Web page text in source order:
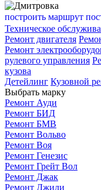
построить маршрут
Техническое
Ремонт двигателя
Ремонт
рулевого управления
кузова
Детейлинг Кузовной
Выбрать марку
Ремонт Ауди
Ремонт БИД
Ремонт БМВ
Ремонт Вольво
Ремонт Воя
Ремонт Генезис
Ремонт Грейт Вол
Ремонт Джак
Ремонт Джили